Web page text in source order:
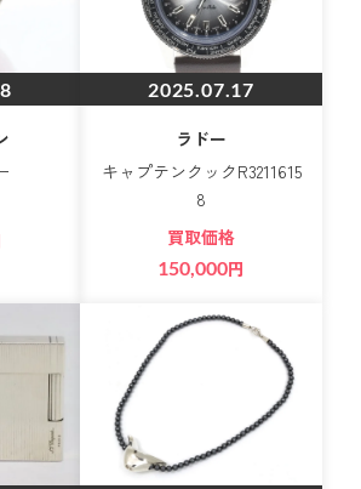
2025.07.17
ラドー
キャプテンクックR3211615
8
買取価格
150,000円